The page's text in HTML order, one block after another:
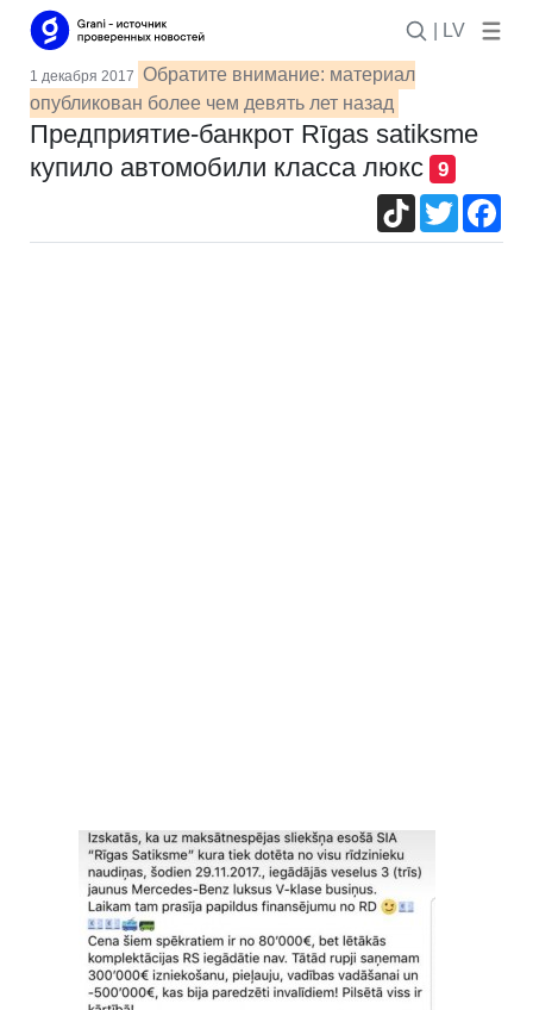
| LV
1 декабря 2017 Обратите внимание: материал
опубликован более чем девять лет назад
Предприятие-банкрот Rīgas satiksme
купило автомобили класса люкс
9
TikTokTwitter